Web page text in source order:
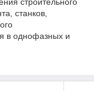
станков,
в однофазных и
и
отдыха и т.д.